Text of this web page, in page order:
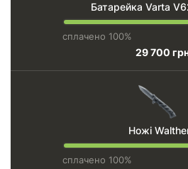
Батарейка Varta
сплачено 100%
29 700
Ножі
сплачено 100%